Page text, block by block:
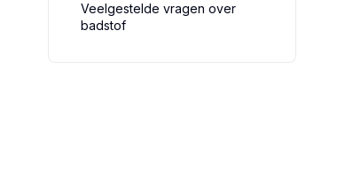
Veelgestelde vragen over
badstof